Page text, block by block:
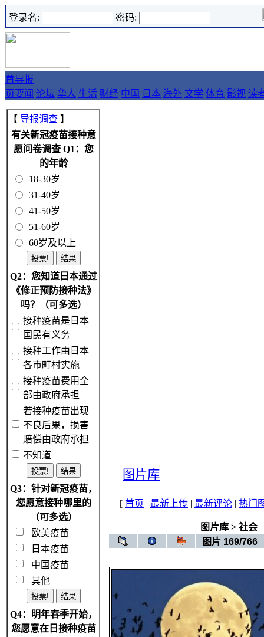
登录名: 密码:
首
页
导报
要闻 论坛 华人 生活 财经 中国 日本 海外 文学 体育 影视 读
【 导报调查 】
有关新冠疫苗接种意
愿问卷调查 Q1：您
的年龄
18-30岁
31-40岁
41-50岁
51-60岁
60岁及以上
Q2：您知道日本通过
《修正预防接种法》
吗？（可多选）
接种疫苗是日本
国民有义务
接种工作由日本
各市町村实施
接种疫苗费用全
部由政府承担
若接种疫苗出现
不良后果，损害
赔偿由政府承担
不知道
Q3：针对新冠疫苗，
您愿意接种哪里的
（可多选）
欧美疫苗
日本疫苗
中国疫苗
其他
Q4：明年春季开始，
您愿意在日接种疫苗
图片库
[ 首页 | 最新上传 | 最新评论 | 热门
图片库> 社会
图片 169/766